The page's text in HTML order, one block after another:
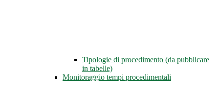
Tipologie di procedimento (da pubblicare
in tabelle)
Monitoraggio tempi procedimentali